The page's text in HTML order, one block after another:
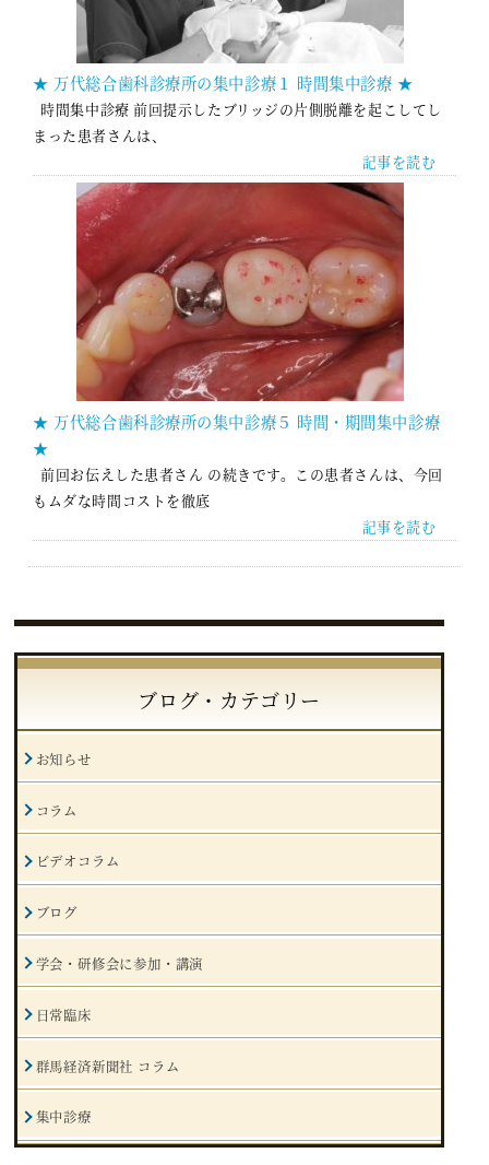
★ 万代総合歯科診療所の集中診療１ 時間集中診療 ★
時間集中診療 前回提示したブリッジの片側脱離を起こしてし
まった患者さんは、
記事を読む
★ 万代総合歯科診療所の集中診療５ 時間・期間集中診療
★
前回お伝えした患者さん の続きです。この患者さんは、今回
もムダな時間コストを徹底
記事を読む
ブログ・カテゴリー
お知らせ
コラム
ビデオコラム
ブログ
学会・研修会に参加・講演
日常臨床
群馬経済新聞社 コラム
集中診療